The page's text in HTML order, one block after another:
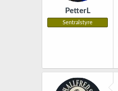
PetterL
Sentralstyre